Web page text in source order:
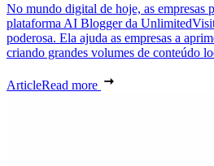
No mundo digital de hoje, as empresas
plataforma AI Blogger da
poderosa. Ela ajuda as empresas a
criando grandes volumes de conteúdo
ArticleRead more